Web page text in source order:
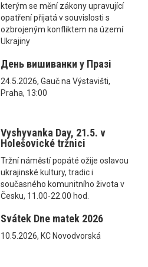
kterým se mění zákony upravující
opatření přijatá v souvislosti s
ozbrojeným konfliktem na území
Ukrajiny
День вишиванки у Празі
24.5.2026, Gauč na Výstavišti,
Praha, 13:00
Vyshyvanka Day, 21.5. v
Holešovické tržnici
Tržní náměstí popáté ožije oslavou
ukrajinské kultury, tradic i
současného komunitního života v
Česku, 11.00-22.00 hod.
Svátek Dne matek 2026
10.5.2026, KC Novodvorská